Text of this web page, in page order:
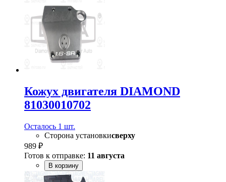
Кожух двигателя DIAMOND
81030010702
Осталось 1 шт.
Сторона установкисверху
989 ₽
Готов к отправке: 11 августа
В корзину